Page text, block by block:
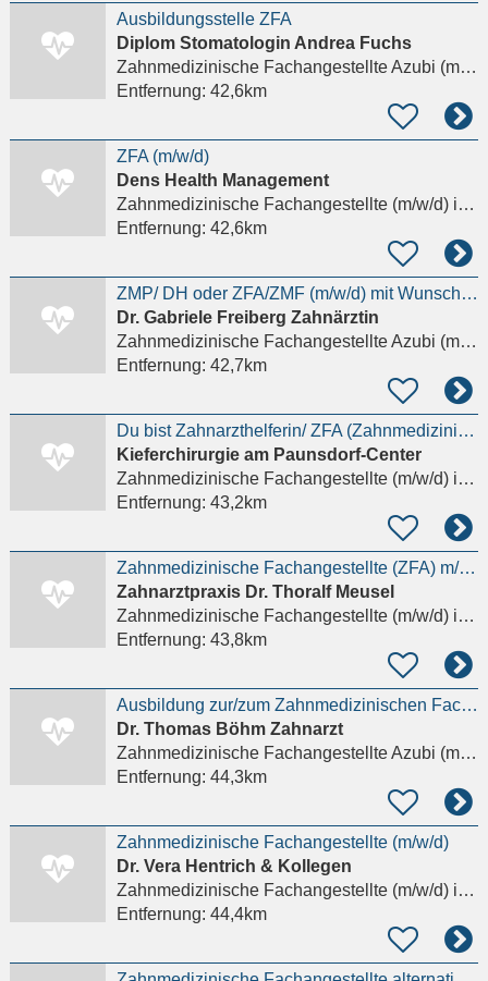
Ausbildungsstelle ZFA
Diplom Stomatologin Andrea Fuchs
Zahnmedizinische Fachangestellte Azubi (m/w/d)
Entfernung: 42,6km
ZFA (m/w/d)
Dens Health Management
Zahnmedizinische Fachangestellte (m/w/d)in Leipzig
Entfernung: 42,6km
ZMP/ DH oder ZFA/ZMF (m/w/d) mit Wunsch nach Weiterbildung
Dr. Gabriele Freiberg Zahnärztin
Zahnmedizinische Fachangestellte Azubi (m/w/d)
Entfernung: 42,7km
Du bist Zahnarzthelferin/ ZFA (Zahnmedizinische
Kieferchirurgie am Paunsdorf-Center
Zahnmedizinische Fachangestellte (m/w/d)in Leipzig
Entfernung: 43,2km
Zahnmedizinische Fachangestellte (ZFA) m/w/d
Zahnarztpraxis Dr. Thoralf Meusel
Zahnmedizinische Fachangestellte (m/w/d)in Frankenberg/Sachsen
Entfernung: 43,8km
Ausbildung zur/zum Zahnmedizinischen Fachangestellten (m/w/d) für den Ausbildungsbeginn 2027
Dr. Thomas Böhm Zahnarzt
Zahnmedizinische Fachangestellte Azubi (m/w/d)
Entfernung: 44,3km
Zahnmedizinische Fachangestellte (m/w/d)
Dr. Vera Hentrich & Kollegen
Zahnmedizinische Fachangestellte (m/w/d)in Leipzig
Entfernung: 44,4km